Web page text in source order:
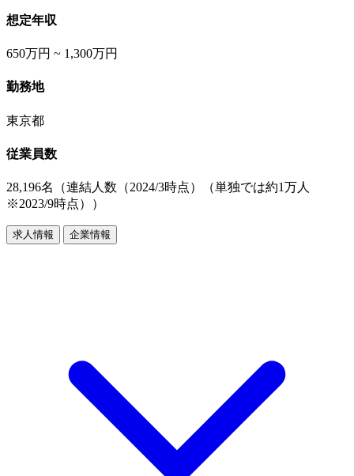
想定年収
650万円 ~ 1,300万円
勤務地
東京都
従業員数
28,196名（連結人数（2024/3時点）（単独では約1万人
※2023/9時点））
求人情報 企業情報